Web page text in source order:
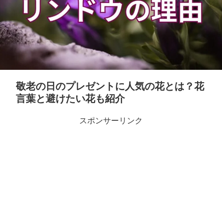
敬老の日のプレゼントに人気の花とは？花
言葉と避けたい花も紹介
スポンサーリンク